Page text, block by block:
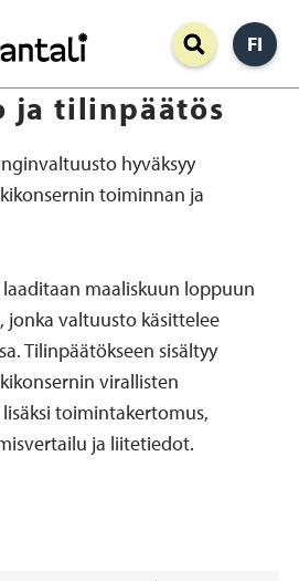
FI
ja tilinpäätös
hyväksyy
toiminnan ja
maaliskuun loppuun
jonka valtuusto käsittelee
Tilinpäätökseen sisältyy
virallisten
toimintakertomus,
ja liitetiedot.